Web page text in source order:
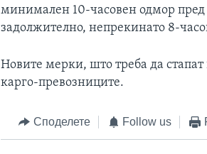
минимален 10-часовен одмор
задолжително, непрекинато 8-
Новите мерки, што треба да
карго-превозниците.
Споделете Follow us